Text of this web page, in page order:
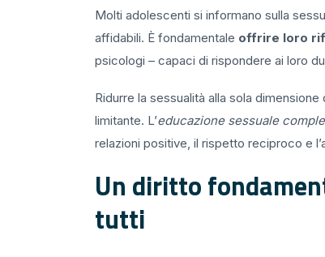
Molti adolescenti si informano sulla
affidabili. È fondamentale offrire loro
psicologi – capaci di rispondere ai loro
Ridurre la sessualità alla sola
limitante. L’educazione sessuale
relazioni positive, il rispetto reciproco e
Un diritto
tutti